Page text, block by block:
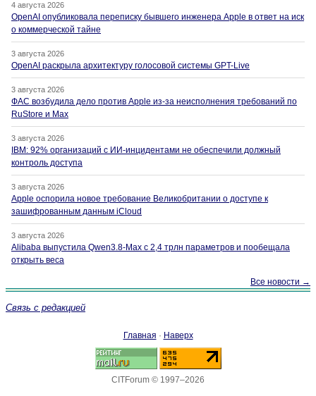
4 августа 2026
OpenAI опубликовала переписку бывшего инженера Apple в ответ на иск
о коммерческой тайне
3 августа 2026
OpenAI раскрыла архитектуру голосовой системы GPT-Live
3 августа 2026
ФАС возбудила дело против Apple из-за неисполнения требований по
RuStore и Max
3 августа 2026
IBM: 92% организаций с ИИ-инцидентами не обеспечили должный
контроль доступа
3 августа 2026
Apple оспорила новое требование Великобритании о доступе к
зашифрованным данным iCloud
3 августа 2026
Alibaba выпустила Qwen3.8-Max с 2,4 трлн параметров и пообещала
открыть веса
Все новости →
Связь с редакцией
Главная · Наверх
CITForum © 1997–2026